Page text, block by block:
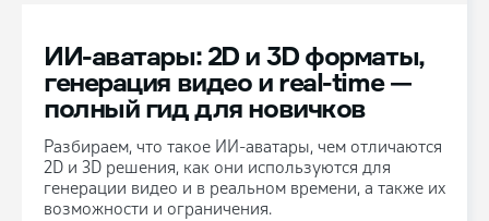
ИИ-аватары: 2D и 3D форматы,
генерация видео и real-time —
полный гид для новичков
Разбираем, что такое ИИ-аватары, чем отличаются
2D и 3D решения, как они используются для
генерации видео и в реальном времени, а также их
возможности и ограничения.